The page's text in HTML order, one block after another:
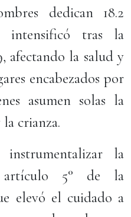
dedican 18.2
intensificó tras la
afectando la salud y
encabezados por
asumen solas la
crianza.
instrumentalizar la
5° de la
elevó el cuidado a